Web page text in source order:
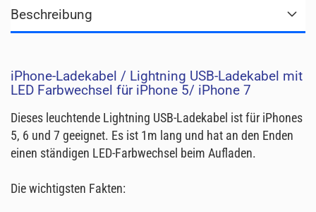
Beschreibung
iPhone-Ladekabel / Lightning USB-Ladekabel mit
LED Farbwechsel für iPhone 5/ iPhone 7
Dieses leuchtende Lightning USB-Ladekabel ist für iPhones
5, 6 und 7 geeignet. Es ist 1m lang und hat an den Enden
einen ständigen LED-Farbwechsel beim Aufladen.
Die wichtigsten Fakten: